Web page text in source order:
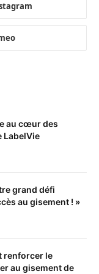
au cœur des
LabelVie
grand défi
au gisement ! »
renforcer le
au gisement de